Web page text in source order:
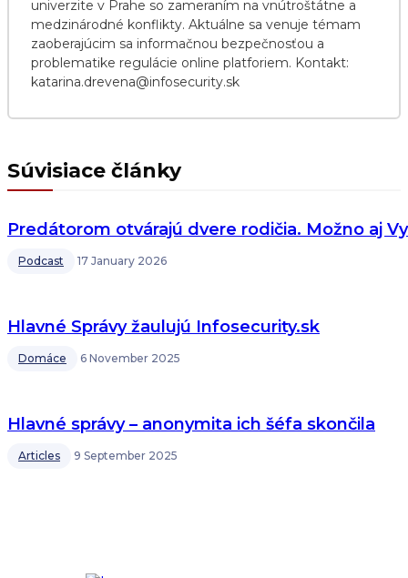
univerzite v Prahe so zameraním na vnútroštátne a
medzinárodné konflikty. Aktuálne sa venuje témam
zaoberajúcim sa informačnou bezpečnosťou a
problematike regulácie online platforiem. Kontakt:
katarina.drevena@infosecurity.sk
Súvisiace články
Predátorom otvárajú dvere rodičia. Možno aj
Podcast 17 January 2026
Hlavné Správy žaulujú Infosecurity.sk
Domáce 6 November 2025
Hlavné správy – anonymita ich šéfa skončila
Articles 9 September 2025